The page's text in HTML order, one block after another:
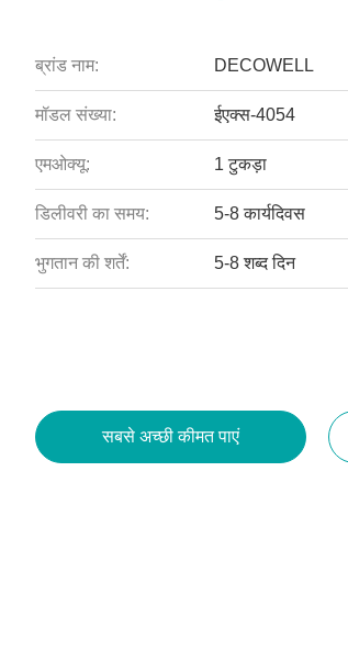
ब्रांड नाम: DECOWELL
मॉडल संख्या: ईएक्स-4054
एमओक्यू: 1 टुकड़ा
डिलीवरी का समय: 5-8 कार्यदिवस
भुगतान की शर्तें: 5-8 शब्द दिन
सबसे अच्छी कीमत पाएं